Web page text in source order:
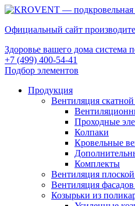
Официальный сайт
Здоровье вашего дома система
+7 (499) 400-54-41
Подбор элементов
Продукция
Вентиляция
Проходные
Колпаки
Кровельные
Комплекты
Вентиляция
Вентиляция
Козырьки из